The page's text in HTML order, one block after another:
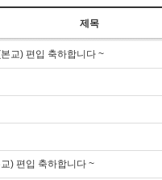
제목
교) 편입 축하합니다 ~
) 편입 축하합니다 ~